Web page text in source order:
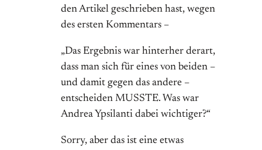
den Artikel geschrieben hast, wegen
des ersten Kommentars –
„Das Ergebnis war hinterher derart,
dass man sich für eines von beiden –
und damit gegen das andere –
entscheiden MUSSTE. Was war
Andrea Ypsilanti dabei wichtiger?“
Sorry, aber das ist eine etwas